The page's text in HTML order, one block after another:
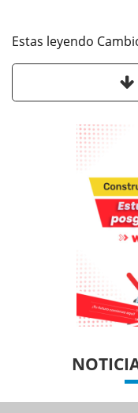
Estas leyendo